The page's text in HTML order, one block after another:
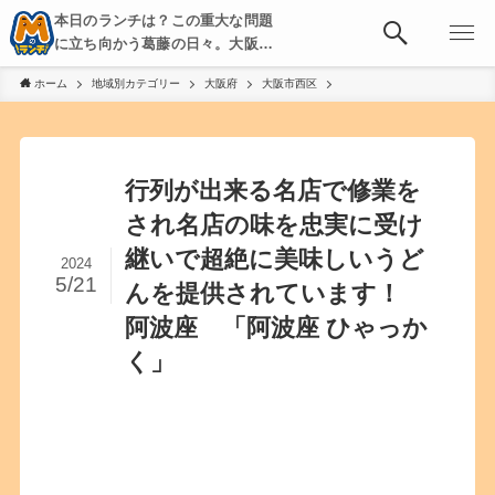
本日のランチは？この重大な問題
に立ち向かう葛藤の日々。大阪・
京都・神戸を中心とした食べ歩
き、飲み歩きを綴る。
ホーム 地域別カテゴリー 大阪府 大阪市西区
行列が出来る名店で修業を
され名店の味を忠実に受け
継いで超絶に美味しいうど
んを提供されています！
阿波座 「阿波座 ひゃっか
く」
2024
5/21